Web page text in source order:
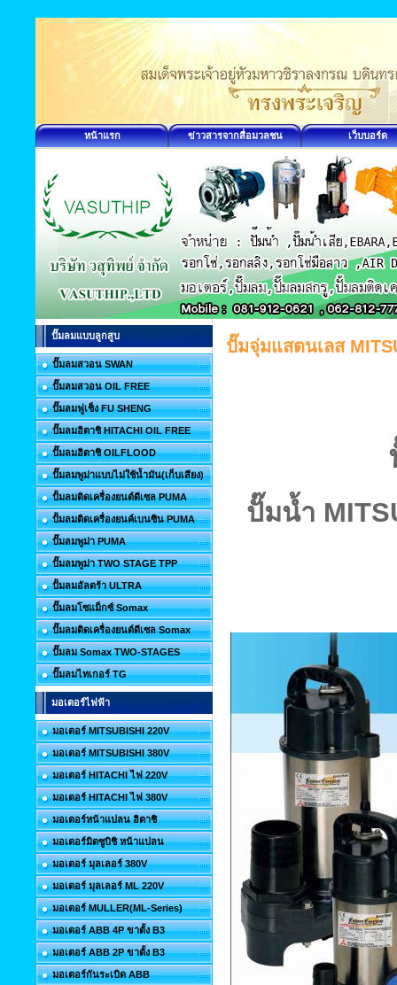
หน้าแรก ข่าวสารจากสื่อมวลชน เว็บบอร์ด
ปั๊มลมแบบลูกสูบ
ปั๊มลมสวอน SWAN
ปั๊มลมสวอน OIL FREE
ปั๊มลมฟูเช็ง FU SHENG
ปั๊มลมฮิตาชิ HITACHI OIL FREE
ปั๊มลมฮิตาชิ OILFLOOD
ปั๊มลมพูม่าแบบไม่ใช้น้ำมัน(เก็บเสียง)
ปั้มลมติดเครื่องยนต์ดีเซล PUMA
ปั้มลมติดเครื่องยนค์เบนซิน PUMA
ปั๊มลมพูม่า PUMA
ปั๊มลมพูม่า TWO STAGE TPP
ปั้มลมอัลตร้า ULTRA
ปั๊มลมโซแม็กซ์ Somax
ปั๊มลมติดเครื่องยนต์ดีเซล Somax
ปั๊มลม Somax TWO-STAGES
ปั๊มลมไทเกอร์ TG
มอเตอร์ไฟฟ้า
มอเตอร์ MITSUBISHI 220V
มอเตอร์ MITSUBISHI 380V
มอเตอร์ HITACHI ไฟ 220V
มอเตอร์ HITACHI ไฟ 380V
มอเตอร์หน้าแปลน ฮิตาชิ
มอเตอร์มิตซูบิชิ หน้าแปลน
มอเตอร์ มุลเลอร์ 380V
มอเตอร์ มุลเลอร์ ML 220V
มอเตอร์ MULLER(ML-Series)
มอเตอร์ ABB 4P ขาตั้ง B3
มอเตอร์ ABB 2P ขาตั้ง B3
มอเตอร์กันระเบิด ABB
ปั๊มจุ่มแสตนเลส
ปั๊มน้ำ